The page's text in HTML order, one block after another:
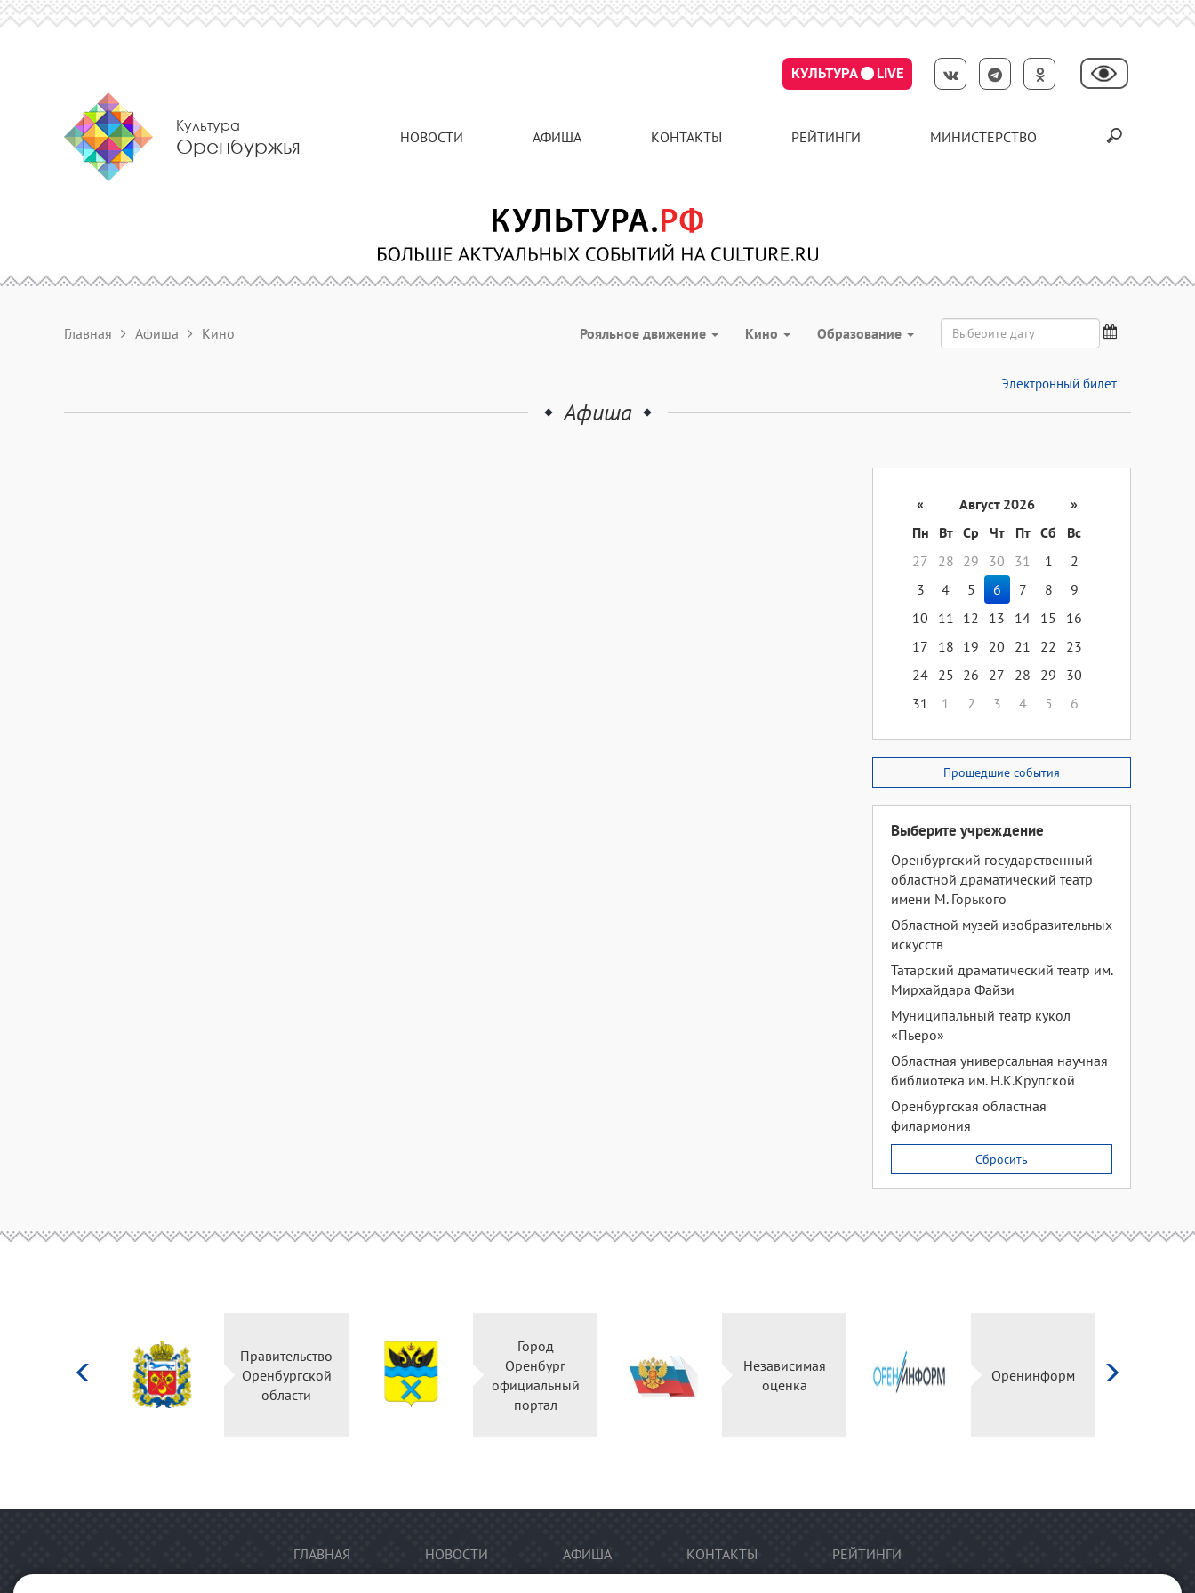
КУЛЬТУРА LIVE
Культура
Оренбуржья НОВОСТИ АФИША КОНТАКТЫ РЕЙТИНГИ МИНИСТЕРСТВО
Главная Афиша Кино Рояльное движение Кино Образование
Электронный билет
Афиша
« Август 2026
»
Пн
Вт Ср Чт Пт Сб
Вс
27
28 29 30 31 1
2
3
4 5 6 7 8
9
10
11 12 13 14 15
16
17
18 19 20 21 22
23
24 25 26 27 28 29
30
31
1 2 3 4 5 6
Прошедшие события
Выберите учреждение
Оренбургский государственный
областной драматический театр
имени М. Горького
Областной музей изобразительных
искусств
Татарский драматический театр им.
Мирхайдара Файзи
Муниципальный театр кукол
«Пьеро»
Областная универсальная научная
библиотека им. Н.К.Крупской
Оренбургская областная
филармония
Сбросить
Правительство
Оренбургской
области
Город
Оренбург
официальный
портал
Независимая
оценка
Оренинформ
ГЛАВНАЯ НОВОСТИ АФИША КОНТАКТЫ РЕЙТИНГИ